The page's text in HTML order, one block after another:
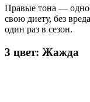
Правые тона —
свою диету, без
один раз в сезон.
3 цвет: Жажда